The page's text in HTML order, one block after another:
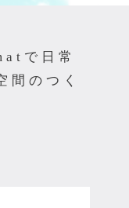
で日常
のつく